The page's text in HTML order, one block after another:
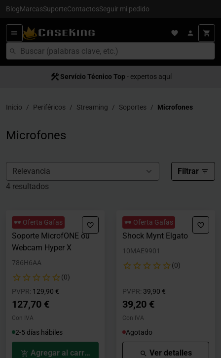
BlogMarcasSuporteContactosSeguir mi pedido
Servício Técnico Top - expertos aquí
Inicio Periféricos Streaming Soportes Microfones
Microfones
Filtrar
4 resultados
🕶️ Oferta Gafas
Soporte MicrofONE ou
Webcam Hyper X
786H6AA
(0)
PVPR: Precio rebajado desde
129,90 €
127,70 €
Con IVA
2-5 días hábiles
Agregar al carrito
🕶️ Oferta Gafas
Shock Mynt Elgato
10MAE9901
(0)
PVPR: Precio rebajado desde
39,90 €
39,20 €
Con IVA
Agotado
Ver detalles